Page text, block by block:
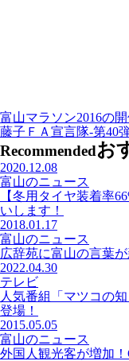
富山マラソン2016の
藤子ＦＡ宣言隊-第40
Recommendedお
2020.12.08
富山のニュース
【冬用タイヤ装着率
いします！
2018.01.17
富山のニュース
広辞苑に富山の言葉
2022.04.30
テレビ
人気番組「マツコの
登場！
2015.05.05
富山のニュース
外国人観光客が増加